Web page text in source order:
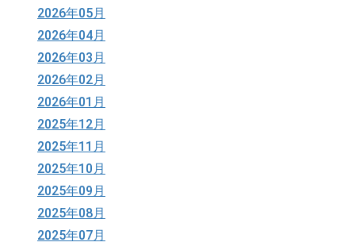
2026年05月
2026年04月
2026年03月
2026年02月
2026年01月
2025年12月
2025年11月
2025年10月
2025年09月
2025年08月
2025年07月